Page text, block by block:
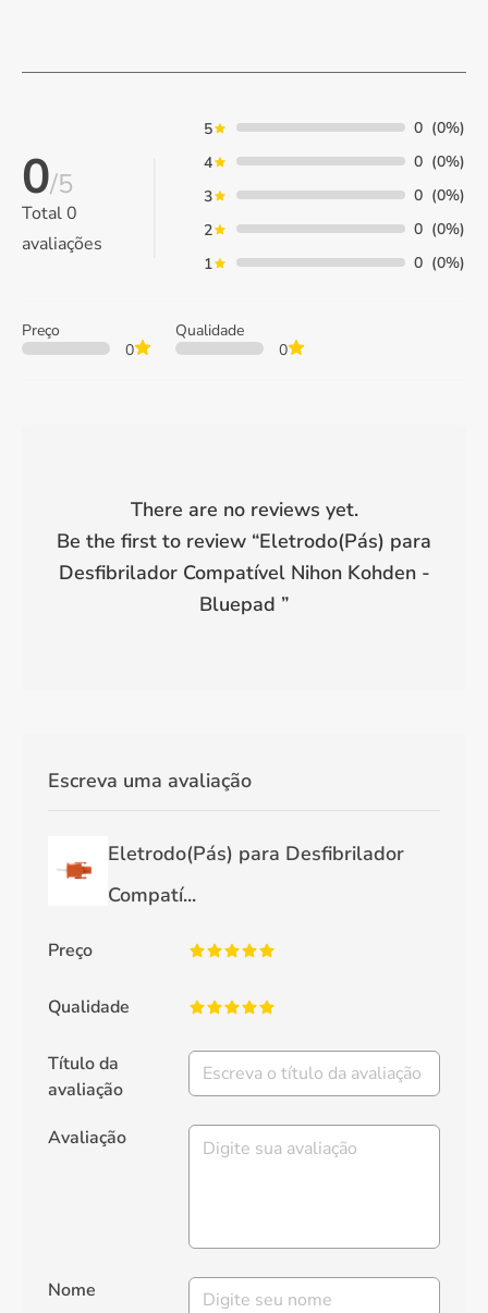
0/5
Total0
avaliações
5 0 (0%)
4
0 (0%)
3
0 (0%)
2
0 (0%)
1
0 (0%)
Preço
0
Qualidade
0
There are no reviews yet.
Be the first to review “Eletrodo(Pás) para
Desfibrilador Compatível Nihon Kohden -
Bluepad ”
Escreva uma avaliação
Eletrodo(Pás) para Desfibrilador
Compatí...
Preço
Qualidade
Título da
avaliação
Avaliação
Nome